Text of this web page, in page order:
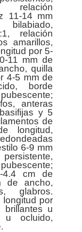
11-14 mm
bilabiado,
relación
amarillos,
por 5-
11 mm de
quilla
4-5 mm de
borde
anteras
y 5
de
longitud,
6-9 mm
4.4 cm de
de ancho,
glabros.
longitud por
brillantes u
u ocluido,